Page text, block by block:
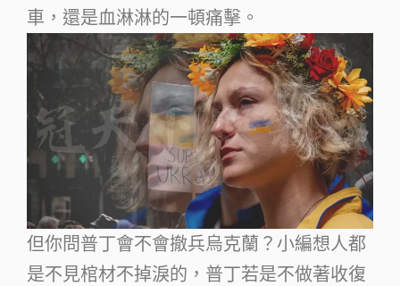
車，還是血淋淋的一頓痛擊。
但你問普丁會不會撤兵烏克蘭？小編想人都
是不見棺材不掉淚的，普丁若是不做著收復